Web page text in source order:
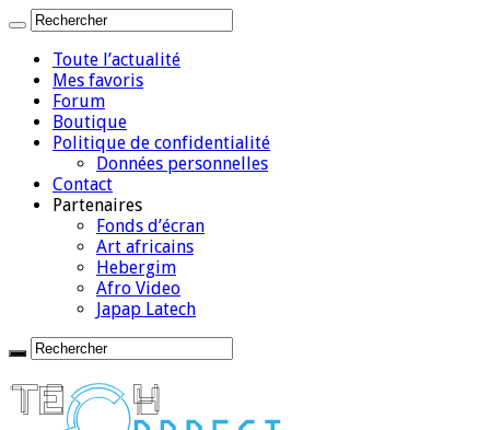
Toute l’actualité
Mes favoris
Forum
Boutique
Politique de confidentialité
Données personnelles
Contact
Partenaires
Fonds d’écran
Art africains
Hebergim
Afro Video
Japap Latech